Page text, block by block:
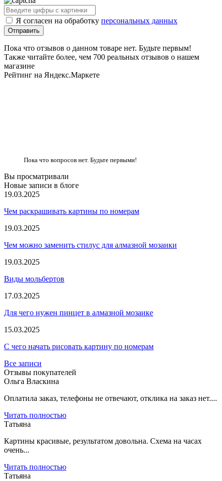
Я согласен на обработку персональных данных
Пока что отзывов о данном товаре нет. Будьте первым!
Также читайте более, чем 700 реальных отзывов о нашем
магазине
Рейтинг на Яндекс.Маркете
Пока что вопросов нет. Будьте первыми!
Вы просматривали
Новые записи в блоге
19.03.2025
Чем раскрашивать картины по номерам
19.03.2025
Чем можно заменить стилус для алмазной мозаики
19.03.2025
Виды мольбертов
17.03.2025
Для чего нужен пинцет в алмазной мозаике
15.03.2025
С чего начать рисовать картину по номерам
Все записи
Отзывы покупателей
Ольга Власкина
Оплатила заказ, телефоны не отвечают, отклика на заказ нет....
Читать полностью
Татьяна
Картины красивые, результатом довольна. Схема на часах
очень...
Читать полностью
Татьяна